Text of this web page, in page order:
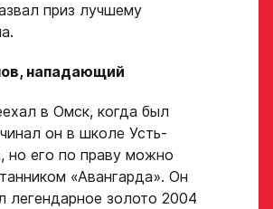
приз лучшему
нападающий
в Омск, когда был
он в школе Усть-
но его по праву можно
«Авангарда». Он
легендарное золото 2004